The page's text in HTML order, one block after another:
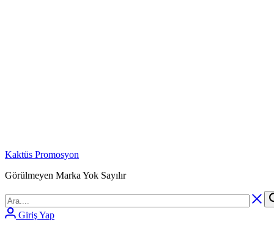
Kaktüs Promosyon
Görülmeyen Marka Yok Sayılır
Giriş Yap